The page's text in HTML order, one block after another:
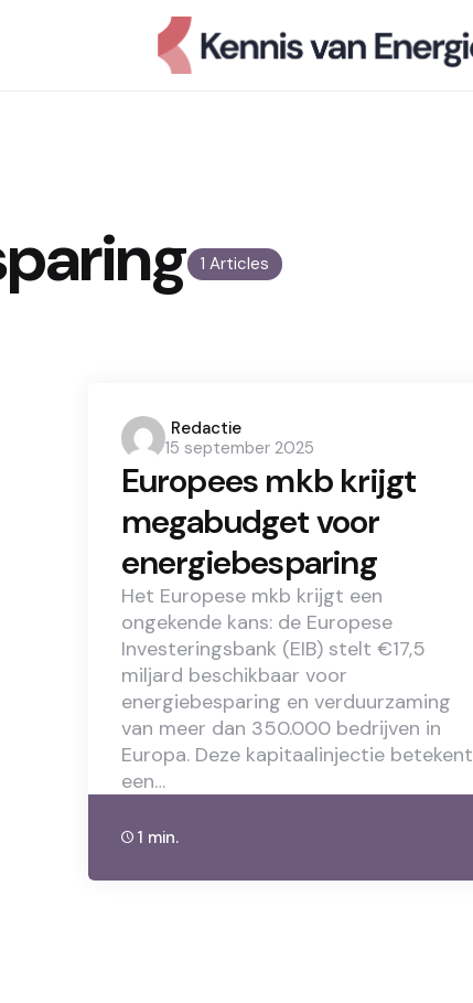
1 Articles
Posted
by
Redactie
15 september 2025
Europees mkb krijgt
megabudget voor
energiebesparing
Het Europese mkb krijgt een
ongekende kans: de Europese
Investeringsbank (EIB) stelt €17,5
miljard beschikbaar voor
energiebesparing en verduurzaming
van meer dan 350.000 bedrijven in
Europa. Deze kapitaalinjectie betekent
een…
1 min.